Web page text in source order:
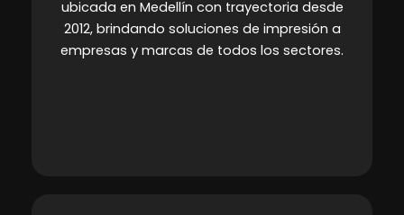
ubicada en Medellín con trayectoria desde
2012, brindando soluciones de impresión a
empresas y marcas de todos los sectores.